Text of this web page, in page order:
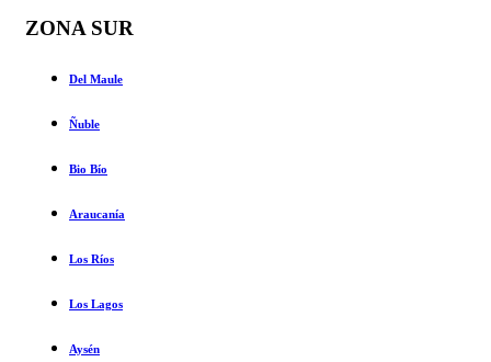
ZONA SUR
Del Maule
Ñuble
Bio Bío
Araucanía
Los Ríos
Los Lagos
Aysén